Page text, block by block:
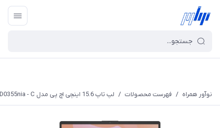
نوآور همراه / فهرست محصولات / لپ تاپ 15.6 اینچی اچ پی مدل FD0355nia - C